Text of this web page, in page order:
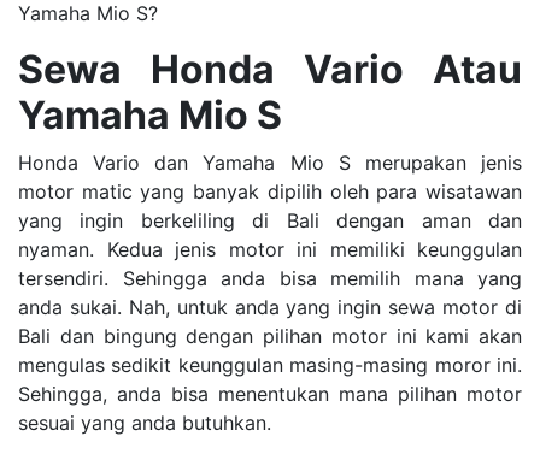
Yamaha Mio S?
Sewa Honda Vario Atau
Yamaha Mio S
Honda Vario dan Yamaha Mio S merupakan jenis
motor matic yang banyak dipilih oleh para wisatawan
yang ingin berkeliling di Bali dengan aman dan
nyaman. Kedua jenis motor ini memiliki keunggulan
tersendiri. Sehingga anda bisa memilih mana yang
anda sukai. Nah, untuk anda yang ingin sewa motor di
Bali dan bingung dengan pilihan motor ini kami akan
mengulas sedikit keunggulan masing-masing moror ini.
Sehingga, anda bisa menentukan mana pilihan motor
sesuai yang anda butuhkan.